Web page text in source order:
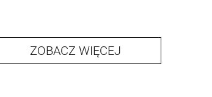
ZOBACZ WIĘCEJ